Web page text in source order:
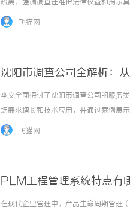
疏离，强调调查在维护法律权益和揭示
会支持，以促进家庭和谐与情感健康。
飞猫网
沈阳市调查公司全解析：
本文全面探讨了沈阳市调查公司的服务
场需求增长和技术应用，并通过案例展
专业服务的指南。 ...……
飞猫网
PLM工程管理系统特点有
在现代企业管理中，产品生命周期管理